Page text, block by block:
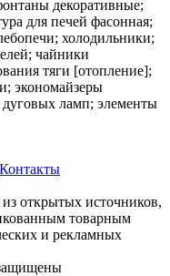
декоративные;
для печей фасонная;
холодильники;
чайники
тяги [отопление];
экономайзеры
ламп; элементы
Контакты
открытых источников,
товарным
и рекламных